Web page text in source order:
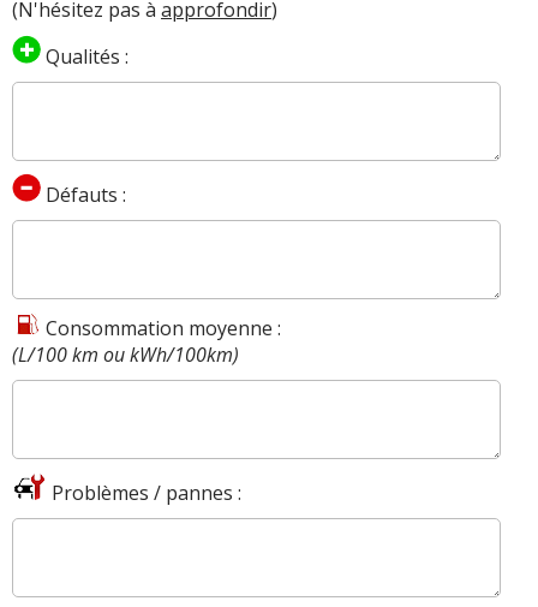
(N'hésitez pas à approfondir)
Qualités :
Défauts :
Consommation moyenne :
(L/100 km ou kWh/100km)
Problèmes / pannes :